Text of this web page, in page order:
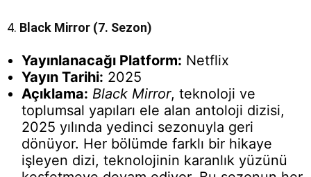
4. Black Mirror (7. Sezon)
Yayınlanacağı Platform: Netflix
Yayın Tarihi: 2025
Açıklama: Black Mirror, teknoloji ve
toplumsal yapıları ele alan antoloji dizisi,
2025 yılında yedinci sezonuyla geri
dönüyor. Her bölümde farklı bir hikaye
işleyen dizi, teknolojinin karanlık yüzünü